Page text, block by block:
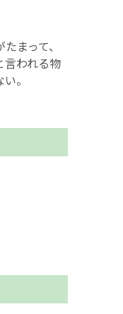
まって、
言われる物
。